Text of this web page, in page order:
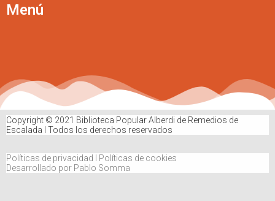
Menú
Copyright © 2021 Biblioteca Popular Alberdi de Remedios de
Escalada Ι Todos los derechos reservados
Políticas de privacidad Ι Políticas de cookies
Desarrollado por Pablo Somma